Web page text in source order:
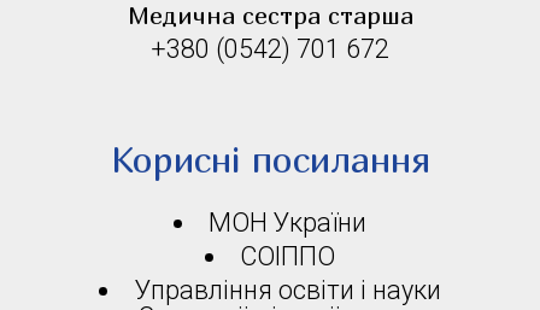
Медична сестра старша
+380 (0542) 701 672
Корисні посилання
МОН України
СОІППО
Управління освіти і науки